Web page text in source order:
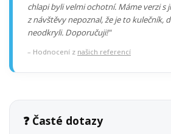
chlapi byli velmi ochotní. Máme verzi s
z návštěvy nepoznal, že je to kulečník,
neodkryli. Doporučuji!"
– Hodnocení z našich referencí
❓ Časté dotazy